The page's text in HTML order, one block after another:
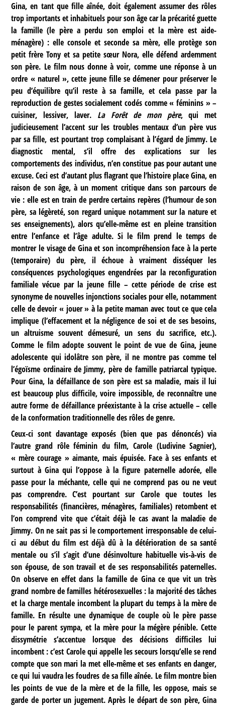
Gina, en tant que fille aînée, doit également assumer des rôles
trop importants et inhabituels pour son âge car la précarité guette
la famille (le père a perdu son emploi et la mère est aide-
ménagère) : elle console et seconde sa mère, elle protège son
petit frère Tony et sa petite sœur Nora, elle défend ardemment
son père. Le film nous donne à voir, comme une réponse à un
ordre « naturel », cette jeune fille se démener pour préserver le
peu d’équilibre qu’il reste à sa famille, et cela passe par la
reproduction de gestes socialement codés comme « féminins » –
cuisiner, lessiver, laver. La Forêt de mon père, qui met
judicieusement l’accent sur les troubles mentaux d’un père vus
par sa fille, est pourtant trop complaisant à l’égard de Jimmy. Le
diagnostic mental, s’il offre des explications sur les
comportements des individus, n’en constitue pas pour autant une
excuse. Ceci est d’autant plus flagrant que l’histoire place Gina, en
raison de son âge, à un moment critique dans son parcours de
vie : elle est en train de perdre certains repères (l’humour de son
père, sa légèreté, son regard unique notamment sur la nature et
ses enseignements), alors qu’elle-même est en pleine transition
entre l’enfance et l’âge adulte. Si le film prend le temps de
montrer le visage de Gina et son incompréhension face à la perte
(temporaire) du père, il échoue à vraiment disséquer les
conséquences psychologiques engendrées par la reconfiguration
familiale vécue par la jeune fille – cette période de crise est
synonyme de nouvelles injonctions sociales pour elle, notamment
celle de devoir « jouer » à la petite maman avec tout ce que cela
implique (l’effacement et la négligence de soi et de ses besoins,
un altruisme souvent démesuré, un sens du sacrifice, etc.).
Comme le film adopte souvent le point de vue de Gina, jeune
adolescente qui idolâtre son père, il ne montre pas comme tel
l’égoïsme ordinaire de Jimmy, père de famille patriarcal typique.
Pour Gina, la défaillance de son père est sa maladie, mais il lui
est beaucoup plus difficile, voire impossible, de reconnaître une
autre forme de défaillance préexistante à la crise actuelle – celle
de la conformation traditionnelle des rôles de genre.
Ceux-ci sont davantage exposés (bien que pas dénoncés) via
l’autre grand rôle féminin du film, Carole (Ludivine Sagnier),
« mère courage » aimante, mais épuisée. Face à ses enfants et
surtout à Gina qui l’oppose à la figure paternelle adorée, elle
passe pour la méchante, celle qui ne comprend pas ou ne veut
pas comprendre. C’est pourtant sur Carole que toutes les
responsabilités (financières, ménagères, familiales) retombent et
l’on comprend vite que c’était déjà le cas avant la maladie de
Jimmy. On ne sait pas si le comportement irresponsable de celui-
ci au début du film est déjà dû à la détérioration de sa santé
mentale ou s’il s’agit d’une désinvolture habituelle vis-à-vis de
son épouse, de son travail et de ses responsabilités paternelles.
On observe en effet dans la famille de Gina ce que vit un très
grand nombre de familles hétérosexuelles : la majorité des tâches
et la charge mentale incombent la plupart du temps à la mère de
famille. En résulte une dynamique de couple où le père passe
pour le parent sympa, et la mère pour la mégère pénible. Cette
dissymétrie s’accentue lorsque des décisions difficiles lui
incombent : c’est Carole qui appelle les secours lorsqu’elle se rend
compte que son mari la met elle-même et ses enfants en danger,
ce qui lui vaudra les foudres de sa fille aînée. Le film montre bien
les points de vue de la mère et de la fille, les oppose, mais se
garde de porter un jugement. Après le départ de son père, Gina